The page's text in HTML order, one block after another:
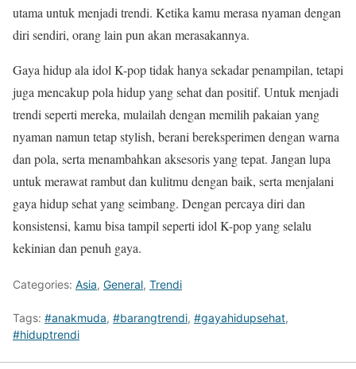
utama untuk menjadi trendi. Ketika kamu merasa nyaman dengan
diri sendiri, orang lain pun akan merasakannya.
Gaya hidup ala idol K-pop tidak hanya sekadar penampilan, tetapi
juga mencakup pola hidup yang sehat dan positif. Untuk menjadi
trendi seperti mereka, mulailah dengan memilih pakaian yang
nyaman namun tetap stylish, berani bereksperimen dengan warna
dan pola, serta menambahkan aksesoris yang tepat. Jangan lupa
untuk merawat rambut dan kulitmu dengan baik, serta menjalani
gaya hidup sehat yang seimbang. Dengan percaya diri dan
konsistensi, kamu bisa tampil seperti idol K-pop yang selalu
kekinian dan penuh gaya.
Categories: Asia, General, Trendi
Tags: #anakmuda, #barangtrendi, #gayahidupsehat,
#hiduptrendi